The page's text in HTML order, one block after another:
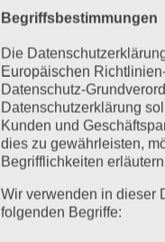
Begriffsbestimmungen
Die
Europäischen
Datenschutz-
Datenschutzerklärung
Kunden und
dies zu gewährleisten,
Begrifflichkeiten
Wir verwenden in dieser
folgenden Begriffe: